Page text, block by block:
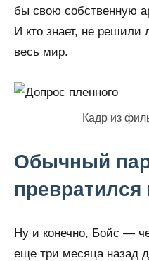
бы свою собственную
И кто знает, не решили
весь мир.
Кадр из
Обычный
превратился
Ну и конечно, Бойс —
еще три месяца назад